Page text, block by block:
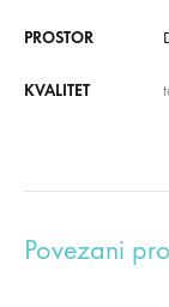
PROSTOR
KVALITET
Povezani